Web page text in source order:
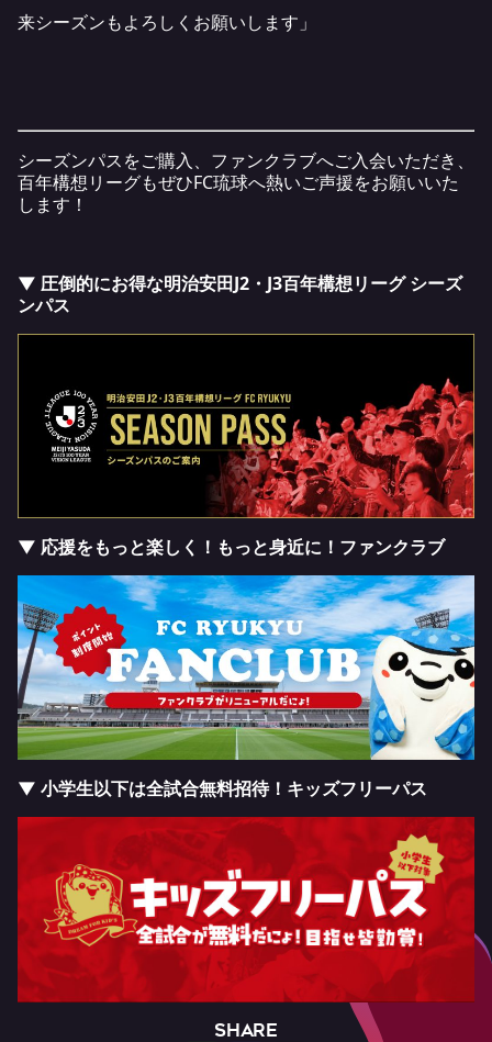
来シーズンもよろしくお願いします」
シーズンパスをご購入、ファンクラブへご入会いただき、
百年構想リーグもぜひFC琉球へ熱いご声援をお願いいた
します！
▼ 圧倒的にお得な明治安田J2・J3百年構想リーグ シーズ
ンパス
▼ 応援をもっと楽しく！もっと身近に！ファンクラブ
▼ 小学生以下は全試合無料招待！キッズフリーパス
SHARE